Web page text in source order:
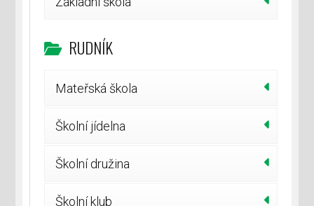
RUDNÍK
Mateřská škola
Školní jídelna
Školní družina
Školní klub